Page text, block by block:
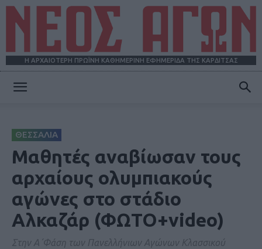
Η ΑΡΧΑΙΟΤΕΡΗ ΠΡΩΪΝΗ ΚΑΘΗΜΕΡΙΝΗ ΕΦΗΜΕΡΙΔΑ ΤΗΣ ΚΑΡΔΙΤΣΑΣ
ΘΕΣΣΑΛΙΑ
Μαθητές αναβίωσαν τους
αρχαίους ολυμπιακούς
αγώνες στο στάδιο
Αλκαζάρ (ΦΩΤΟ+video)
Στην Α΄Φάση των Πανελλήνιων Αγώνων Κλασσικού